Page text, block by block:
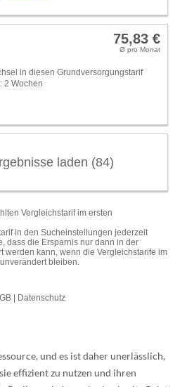
und es ist daher unerlässlich,
effizient zu nutzen und ihren